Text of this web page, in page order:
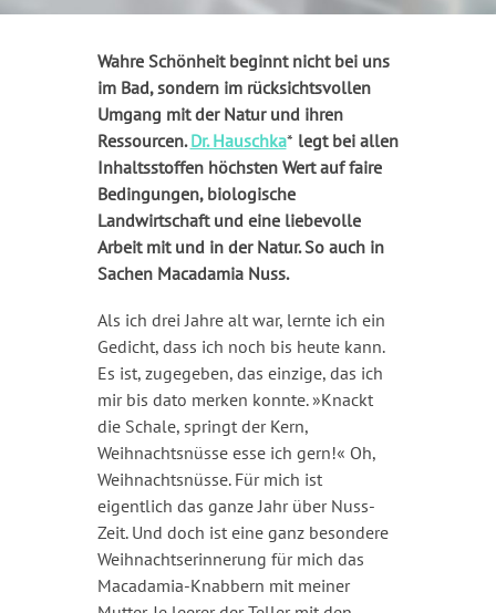
Wahre Schönheit beginnt nicht bei uns
im Bad, sondern im rücksichtsvollen
Umgang mit der Natur und ihren
Ressourcen.Dr. Hauschka* legt bei allen
Inhaltsstoffen höchsten Wert auf faire
Bedingungen, biologische
Landwirtschaft und eine liebevolle
Arbeit mit und in der Natur. So auch in
Sachen Macadamia Nuss.
Als ich drei Jahre alt war, lernte ich ein
Gedicht, dass ich noch bis heute kann.
Es ist, zugegeben, das einzige, das ich
mir bis dato merken konnte. »Knackt
die Schale, springt der Kern,
Weihnachtsnüsse esse ich gern!« Oh,
Weihnachtsnüsse. Für mich ist
eigentlich das ganze Jahr über Nuss-
Zeit. Und doch ist eine ganz besondere
Weihnachtserinnerung für mich das
Macadamia-Knabbern mit meiner